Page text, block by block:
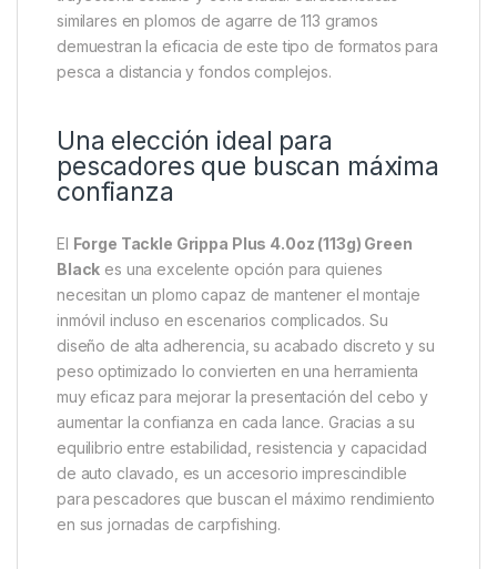
frente a impactos, rozaduras y uso continuado. Su
estructura sólida mantiene el rendimiento tras
numerosos lances y recuperaciones, mientras que el
Su diseño compacto también favorece una buena
alcanzar distancias considerables con una
trayectoria estable y controlada. Características
similares en plomos de agarre de 113 gramos
demuestran la eficacia de este tipo de formatos para
pesca a distancia y fondos complejos.
Una elección ideal para
pescadores que buscan máxima
confianza
El
Forge Tackle Grippa Plus 4.0oz (113g) Green
es una excelente opción para quienes